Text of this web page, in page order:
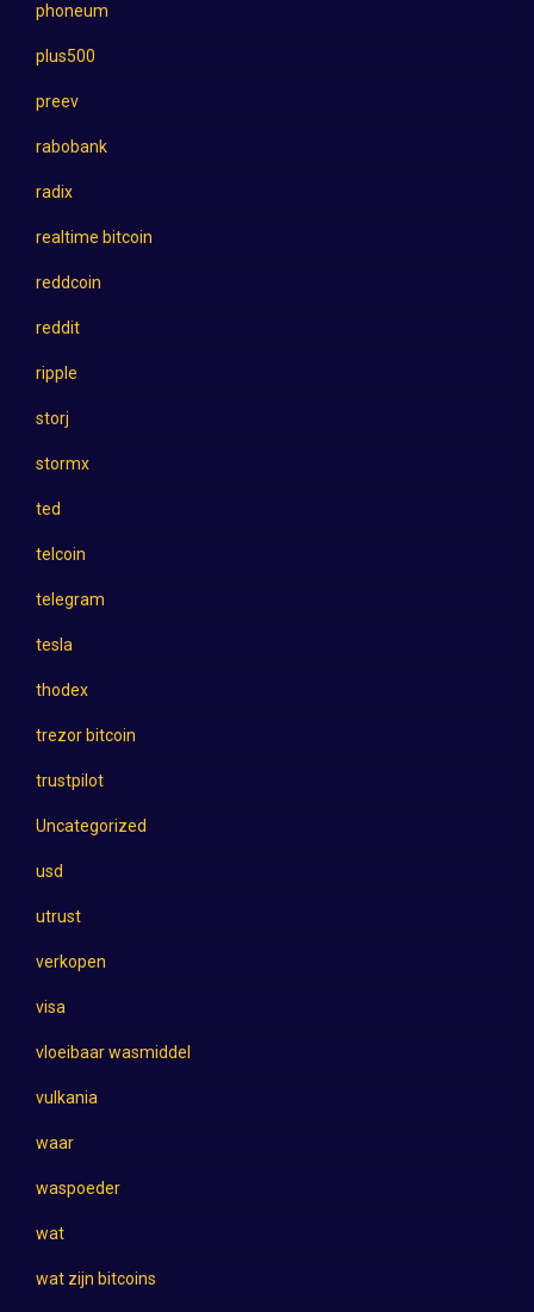
phoneum
plus500
preev
rabobank
radix
realtime bitcoin
reddcoin
reddit
ripple
storj
stormx
ted
telcoin
telegram
tesla
thodex
trezor bitcoin
trustpilot
Uncategorized
usd
utrust
verkopen
visa
vloeibaar wasmiddel
vulkania
waar
waspoeder
wat
wat zijn bitcoins